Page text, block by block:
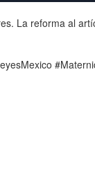
La reforma al